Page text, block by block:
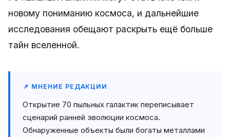
новому пониманию космоса, и дальнейшие
исследования обещают раскрыть ещё больше
тайн вселенной.
📌 МНЕНИЕ РЕДАКЦИИ
Открытие 70 пыльных галактик переписывает
сценарий ранней эволюции космоса.
Обнаруженные объекты были богаты металлами